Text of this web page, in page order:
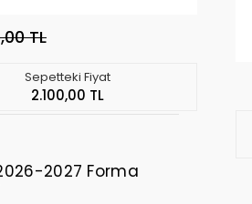
TL
Sepetteki Fiyat
2.100,00 TL
2027 Forma